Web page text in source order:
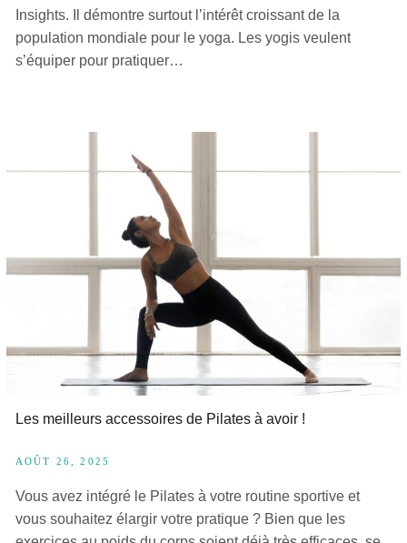
Insights. Il démontre surtout l’intérêt croissant de la
population mondiale pour le yoga. Les yogis veulent
s’équiper pour pratiquer…
Les meilleurs accessoires de Pilates à avoir !
AOÛT 26, 2025
Vous avez intégré le Pilates à votre routine sportive et
vous souhaitez élargir votre pratique ? Bien que les